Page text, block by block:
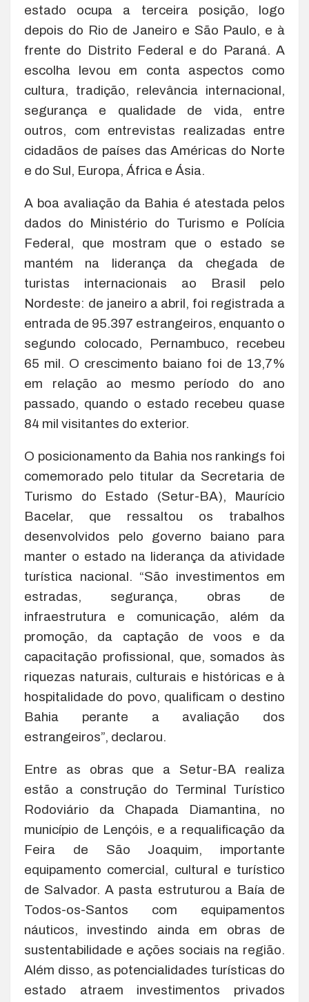
estado ocupa a terceira posição, logo
depois do Rio de Janeiro e São Paulo, e à
frente do Distrito Federal e do Paraná. A
escolha levou em conta aspectos como
cultura, tradição, relevância internacional,
segurança e qualidade de vida, entre
outros, com entrevistas realizadas entre
cidadãos de países das Américas do Norte
e do Sul, Europa, África e Ásia.
A boa avaliação da Bahia é atestada pelos
dados do Ministério do Turismo e Polícia
Federal, que mostram que o estado se
mantém na liderança da chegada de
turistas internacionais ao Brasil pelo
Nordeste: de janeiro a abril, foi registrada a
entrada de 95.397 estrangeiros, enquanto o
segundo colocado, Pernambuco, recebeu
65 mil. O crescimento baiano foi de 13,7%
em relação ao mesmo período do ano
passado, quando o estado recebeu quase
84 mil visitantes do exterior.
O posicionamento da Bahia nos rankings foi
comemorado pelo titular da Secretaria de
Turismo do Estado (Setur-BA), Maurício
Bacelar, que ressaltou os trabalhos
desenvolvidos pelo governo baiano para
manter o estado na liderança da atividade
turística nacional. “São investimentos em
estradas, segurança, obras de
infraestrutura e comunicação, além da
promoção, da captação de voos e da
capacitação profissional, que, somados às
riquezas naturais, culturais e históricas e à
hospitalidade do povo, qualificam o destino
Bahia perante a avaliação dos
estrangeiros”, declarou.
Entre as obras que a Setur-BA realiza
estão a construção do Terminal Turístico
Rodoviário da Chapada Diamantina, no
município de Lençóis, e a requalificação da
Feira de São Joaquim, importante
equipamento comercial, cultural e turístico
de Salvador. A pasta estruturou a Baía de
Todos-os-Santos com equipamentos
náuticos, investindo ainda em obras de
sustentabilidade e ações sociais na região.
Além disso, as potencialidades turísticas do
estado atraem investimentos privados